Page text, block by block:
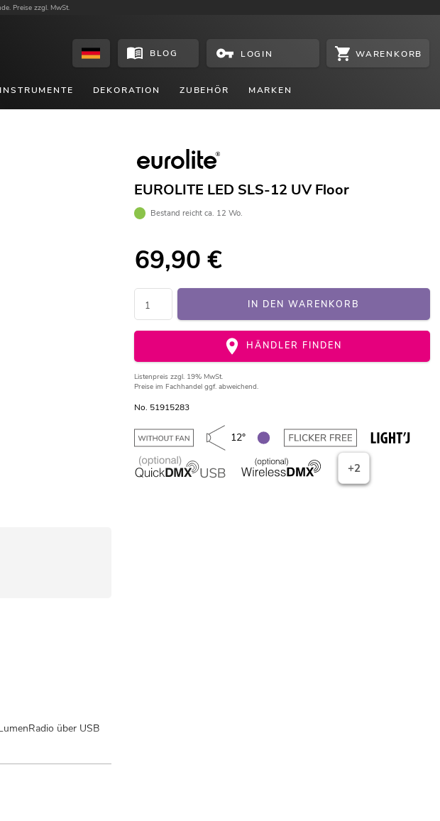
Preise zzgl. MwSt.
BLOG LOGIN WARENKORB
DEKORATION ZUBEHÖR MARKEN
EUROLITE LED SLS-12 UV Floor
Bestand reicht ca. 12 Wo.
69,90 €
IN DEN WARENKORB
HÄNDLER FINDEN
Listenpreis zzgl. 19% MwSt.
Preise im Fachhandel ggf. abweichend.
No. 51915283
12°
+2
über USB